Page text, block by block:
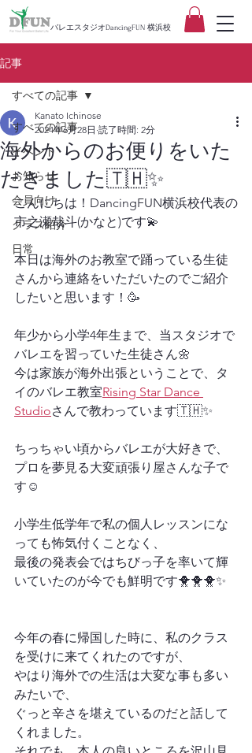
バレエスタジオDancingFUN 横浜校
記事
すべての記事
イベント
お知らせ
会員向け
クラス紹介
日常
すべての記事
海外からのお便りをいた
だきました🇹🇭✨
Kanato Ichinose
2024年6月28日 読了時間: 2分
こんにちは！DancingFUN横浜校代表の
市之瀬哉斗(かなと)です💫
本日は海外のお教室で踊っている生徒
さんから連絡をいただいたのでご紹介
したいと思います！🥳
年少から小学4年生まで、当スタジオで
バレエを習っていた生徒さん🌼
今は家族が海外出張ということで、タ
イのバレエ教室Rising Star Dance
Studioさんで教わっています🇹🇭✨
ちっちゃい頃からバレエが大好きで、
プロを夢見る大変頑張り屋さんな子で
す☺️
小学生低学年で私の個人レッスンにな
っても怖気付くことなく、
最後の発表会ではちびっ子を率いて輝
いていたのが今でも鮮明です🐥🐥🐥✨
今年の春に帰国した時に、私のクラス
を受けに来てくれたのですが、
やはり海外での生活は大変な事も多い
みたいで、
ぐっと辛さを堪えているのだと話して
くれました。